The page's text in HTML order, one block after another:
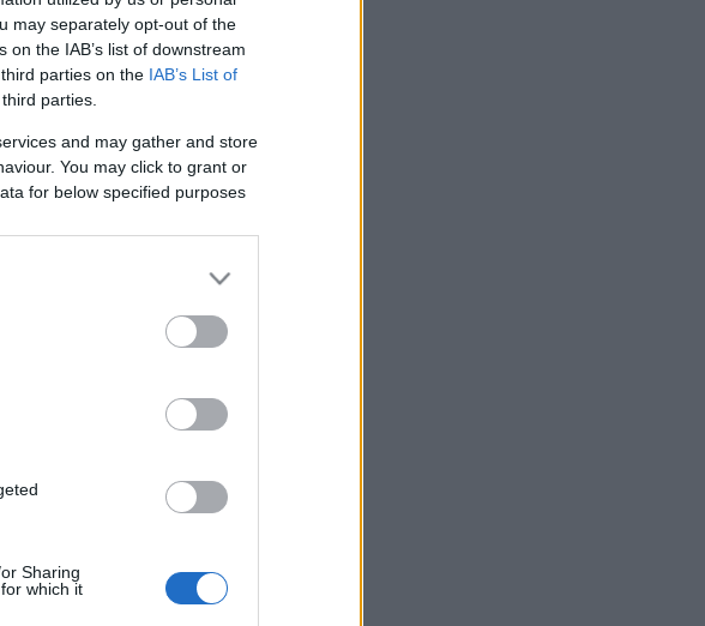
may separately opt-out of the
the IAB’s list of downstream
parties on the IAB’s List of
parties.
and may gather and store
You may click to grant or
for below specified purposes
Sharing
which it